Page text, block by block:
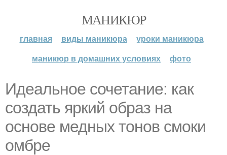
МАНИКЮР
главная виды маникюра
уроки маникюра
маникюр в домашних условиях
фото
Идеальное сочетание: как
создать яркий образ на
основе медных тонов смоки
омбре